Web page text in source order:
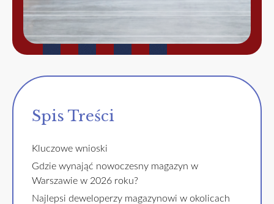
Spis Treści
Kluczowe wnioski
Gdzie wynająć nowoczesny magazyn w
Warszawie w 2026 roku?
Najlepsi deweloperzy magazynowi w okolicach